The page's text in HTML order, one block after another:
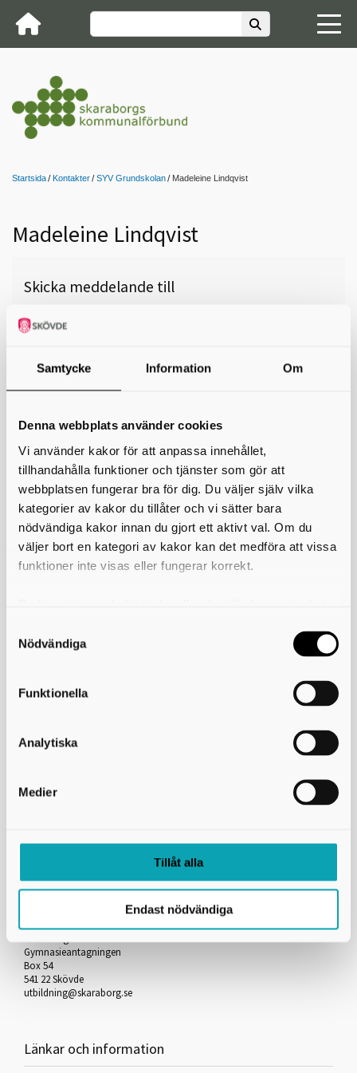
Samtycke Information Om
Denna webbplats använder cookies
Vi använder kakor för att anpassa innehållet,
tillhandahålla funktioner och tjänster som gör att
webbplatsen fungerar bra för dig. Du väljer själv vilka
kategorier av kakor du tillåter och vi sätter bara
nödvändiga kakor innan du gjort ett aktivt val. Om du
väljer bort en kategori av kakor kan det medföra att vissa
funktioner inte visas eller fungerar korrekt.
användning av kakor som du hittar längst ner på sidan
Nödvändiga
Funktionella
Analytiska
Medier
Tillåt alla
Endast nödvändiga
Startsida Kontakter SYV Grundskolan Madeleine Lindqvist
Madeleine Lindqvist
Skicka meddelande till
Raoul Wallenbergskolan, 0738-41
*Ditt namn
Din e-postadress
Telefon
*Ämne
*Meddelande
Skicka kopia på mejlet till dig själv
Gymnasieantagningen
Box 54
541 22 Skövde
utbildning@skaraborg.se
Länkar och information